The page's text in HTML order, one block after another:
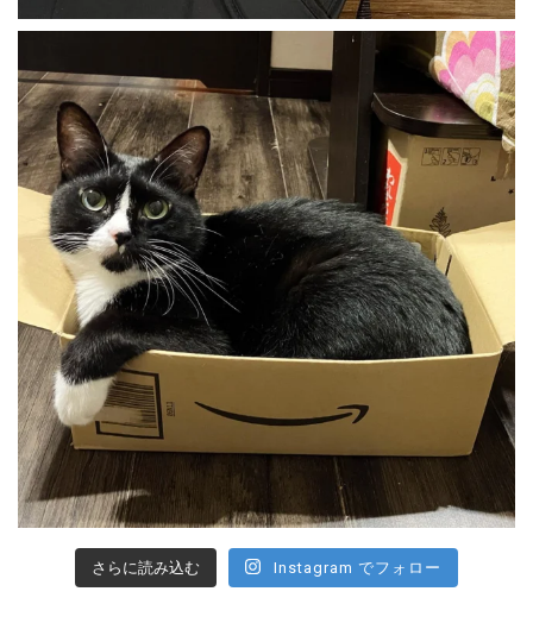
さらに読み込む Instagram でフォロー